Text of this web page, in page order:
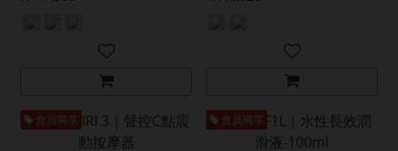
會員獨享 會員獨享